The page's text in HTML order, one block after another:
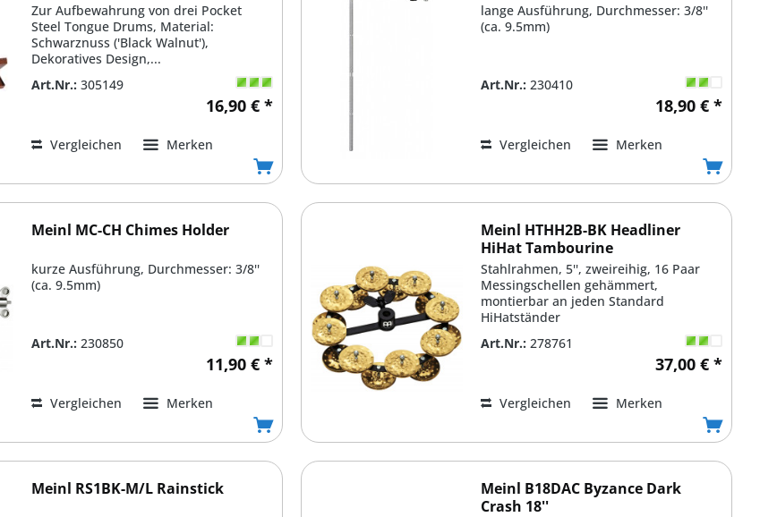
Zur Aufbewahrung von drei Pocket
Steel Tongue Drums, Material:
Schwarznuss ('Black Walnut'),
Dekoratives Design,...
Art.Nr.: 305149
16,90 € *
Vergleichen Merken
lange Ausführung, Durchmesser: 3/8''
(ca. 9.5mm)
Art.Nr.: 230410
18,90 € *
Vergleichen Merken
Meinl MC-CH Chimes Holder
kurze Ausführung, Durchmesser: 3/8''
(ca. 9.5mm)
Art.Nr.: 230850
11,90 € *
Vergleichen Merken
Meinl HTHH2B-BK Headliner
HiHat Tambourine
Stahlrahmen, 5'', zweireihig, 16 Paar
Messingschellen gehämmert,
montierbar an jeden Standard
HiHatständer
Art.Nr.: 278761
37,00 € *
Vergleichen Merken
Meinl RS1BK-M/L Rainstick
Meinl B18DAC Byzance Dark
Crash 18''